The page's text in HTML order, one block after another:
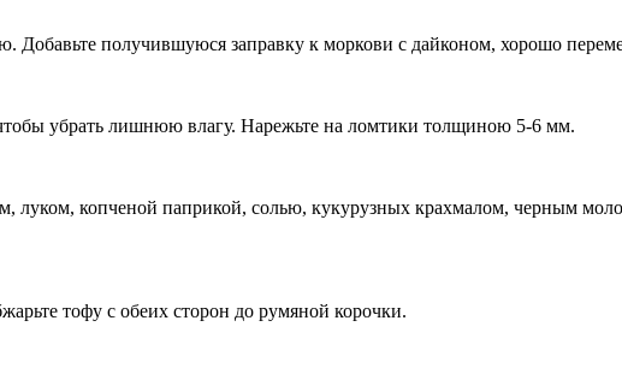
Добавьте получившуюся заправку к моркови с дайконом, хорошо
убрать лишнюю влагу. Нарежьте на ломтики толщиною 5-6 мм.
луком, копченой паприкой, солью, кукурузных крахмалом, черным
тофу с обеих сторон до румяной корочки.